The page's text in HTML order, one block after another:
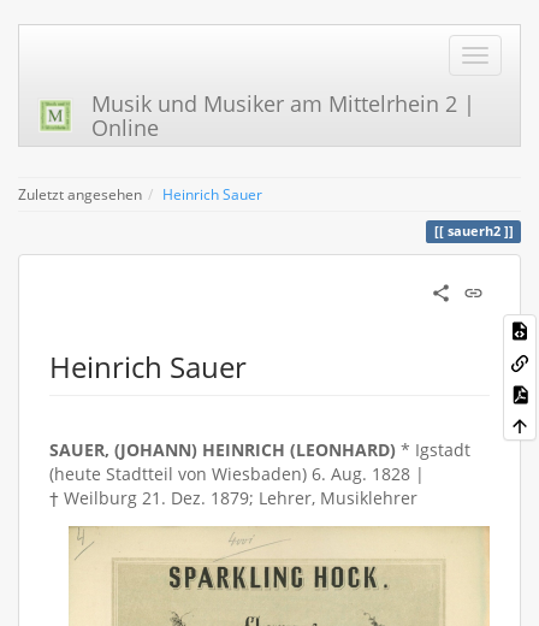
Musik und Musiker am Mittelrhein 2 |
Online
Zuletzt angesehen Heinrich Sauer
sauerh2
Heinrich Sauer
SAUER, (JOHANN) HEINRICH (LEONHARD) * Igstadt
(heute Stadtteil von Wiesbaden) 6. Aug. 1828 |
† Weilburg 21. Dez. 1879; Lehrer, Musiklehrer